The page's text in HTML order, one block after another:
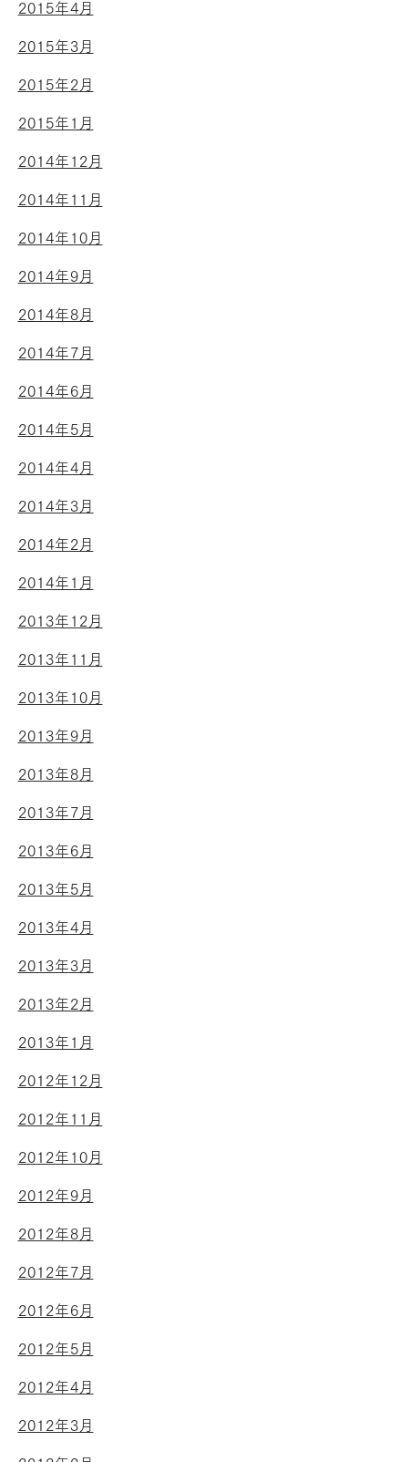
2015年4月
2015年3月
2015年2月
2015年1月
2014年12月
2014年11月
2014年10月
2014年9月
2014年8月
2014年7月
2014年6月
2014年5月
2014年4月
2014年3月
2014年2月
2014年1月
2013年12月
2013年11月
2013年10月
2013年9月
2013年8月
2013年7月
2013年6月
2013年5月
2013年4月
2013年3月
2013年2月
2013年1月
2012年12月
2012年11月
2012年10月
2012年9月
2012年8月
2012年7月
2012年6月
2012年5月
2012年4月
2012年3月